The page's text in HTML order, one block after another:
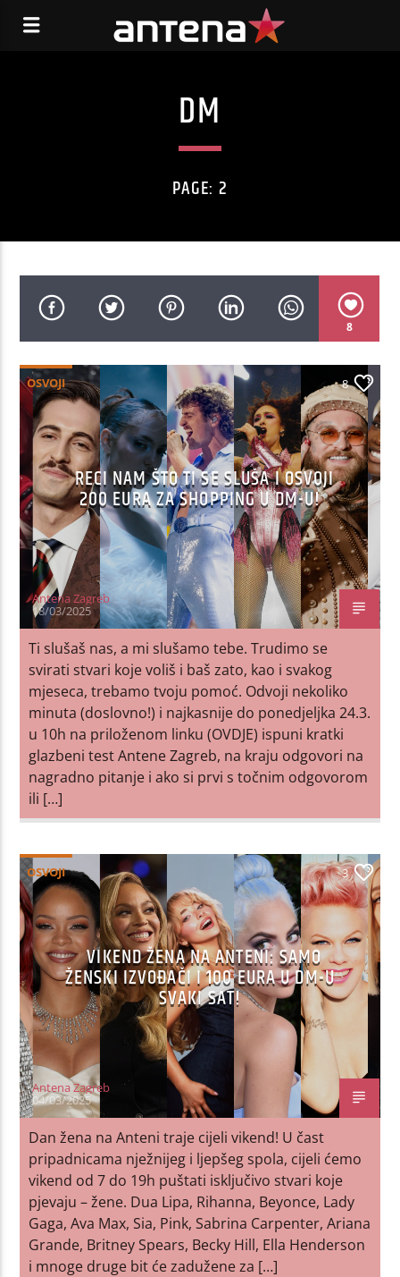
DM
PAGE: 2
8
OSVOJI 8
RECI NAM ŠTO TI SE SLUŠA I OSVOJI
200 EURA ZA SHOPPING U DM-U!
Antena Zagreb
18/03/2025
Ti slušaš nas, a mi slušamo tebe. Trudimo se
svirati stvari koje voliš i baš zato, kao i svakog
mjeseca, trebamo tvoju pomoć. Odvoji nekoliko
minuta (doslovno!) i najkasnije do ponedjeljka 24.3.
u 10h na priloženom linku (OVDJE) ispuni kratki
glazbeni test Antene Zagreb, na kraju odgovori na
nagradno pitanje i ako si prvi s točnim odgovorom
ili […]
OSVOJI 3
VIKEND ŽENA NA ANTENI: SAMO
ŽENSKI IZVOĐAČI I 100 EURA U DM-U
SVAKI SAT!
Antena Zagreb
04/03/2025
Dan žena na Anteni traje cijeli vikend! U čast
pripadnicama nježnijeg i ljepšeg spola, cijeli ćemo
vikend od 7 do 19h puštati isključivo stvari koje
pjevaju – žene. Dua Lipa, Rihanna, Beyonce, Lady
Gaga, Ava Max, Sia, Pink, Sabrina Carpenter, Ariana
Grande, Britney Spears, Becky Hill, Ella Henderson
i mnoge druge bit će zadužene za […]